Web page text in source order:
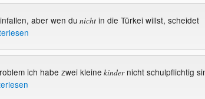
aber wen du nichtin die Türkei willst, scheidet
ich habe zwei kleine kindernicht schulpflichtig